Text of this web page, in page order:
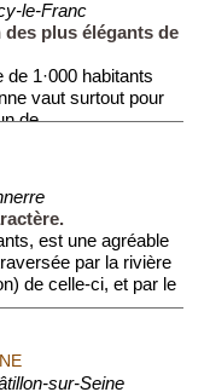
le-Franc
plus élégants de
1·000 habitants
vaut surtout pour
de...
est une agréable
par la rivière
de celle-ci, et par le
sur-Seine